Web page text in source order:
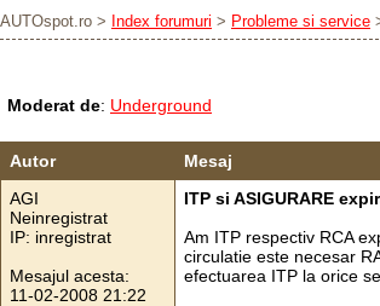
AUTOspot.ro > Index forumuri > Probleme si service
Moderat de: Underground
Autor
Mesaj
AGI
Neinregistrat
IP: inregistrat
Mesajul acesta:
11-02-2008 21:22
ITP si ASIGURARE
Am ITP respectiv RCA
circulatie este necesar
efectuarea ITP la orice